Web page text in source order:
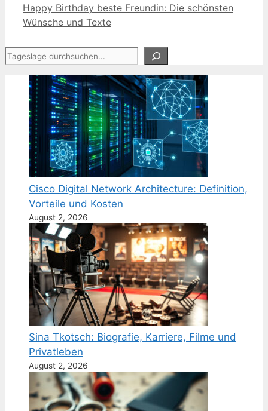
Happy Birthday beste Freundin: Die schönsten
Wünsche und Texte
Suchen
Cisco Digital Network Architecture: Definition,
Vorteile und Kosten
August 2, 2026
Sina Tkotsch: Biografie, Karriere, Filme und
Privatleben
August 2, 2026